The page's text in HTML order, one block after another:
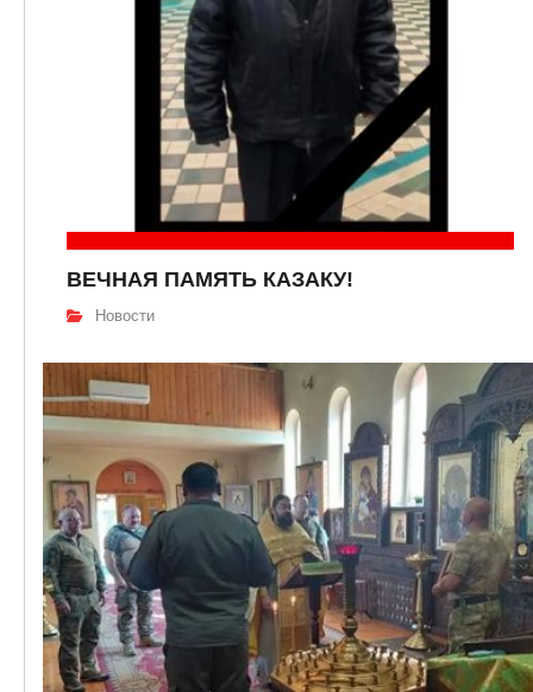
ВЕЧНАЯ ПАМЯТЬ КАЗАКУ!
Новости